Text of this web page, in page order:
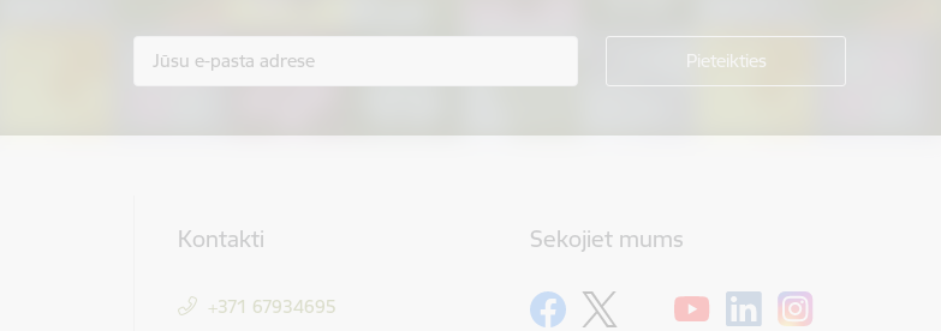
Kontakti
+371 67934695
Sekojiet mums